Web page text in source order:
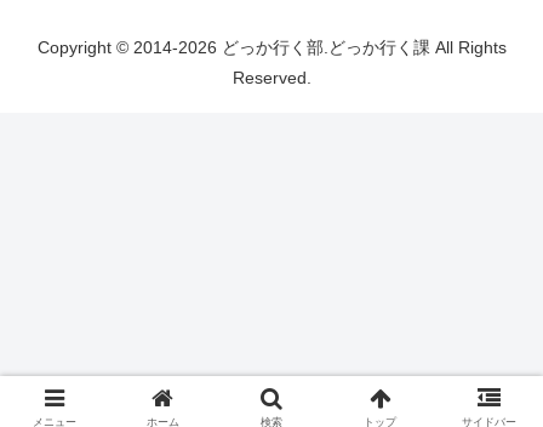
Copyright © 2014-2026 どっか行く部.どっか行く課 All Rights
Reserved.
メニュー ホーム 検索 トップ サイドバー